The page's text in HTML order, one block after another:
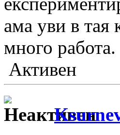
ама уви в тая
много работа.
Активен